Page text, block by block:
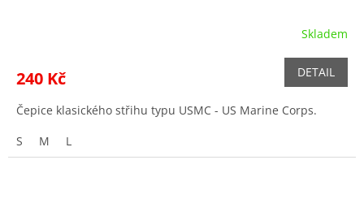
Skladem
240 Kč DETAIL
Čepice klasického střihu typu USMC - US Marine Corps.
S
M L